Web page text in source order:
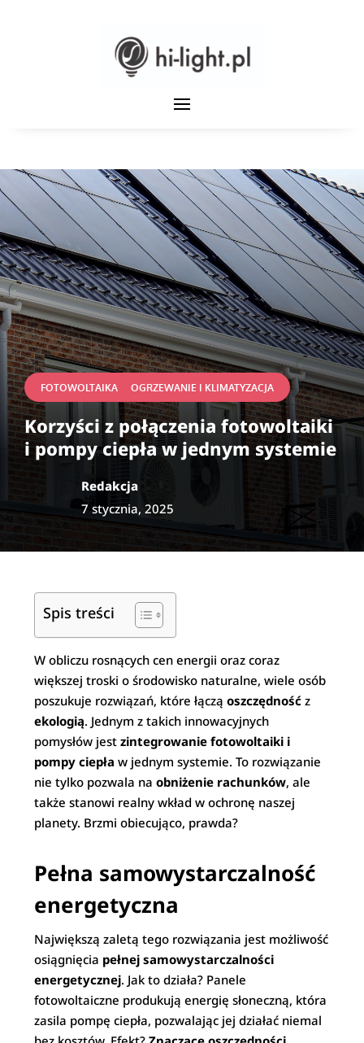
FOTOWOLTAIKA OGRZEWANIE I KLIMATYZACJA
Korzyści z połączenia fotowoltaiki
i pompy ciepła w jednym systemie
Redakcja
7 stycznia, 2025
Spis treści
W obliczu rosnących cen energii oraz coraz
większej troski o środowisko naturalne, wiele osób
poszukuje rozwiązań, które łącząoszczędność z
ekologią. Jednym z takich innowacyjnych
pomysłów jestzintegrowanie fotowoltaiki i
pompy ciepła w jednym systemie. To rozwiązanie
nie tylko pozwala naobniżenie rachunków, ale
także stanowi realny wkład w ochronę naszej
planety. Brzmi obiecująco, prawda?
Pełna samowystarczalność
energetyczna
Największą zaletą tego rozwiązania jest możliwość
osiągnięcia pełnej samowystarczalności
energetycznej. Jak to działa? Panele
fotowoltaiczne produkują energię słoneczną, która
zasila pompę ciepła, pozwalając jej działać niemal